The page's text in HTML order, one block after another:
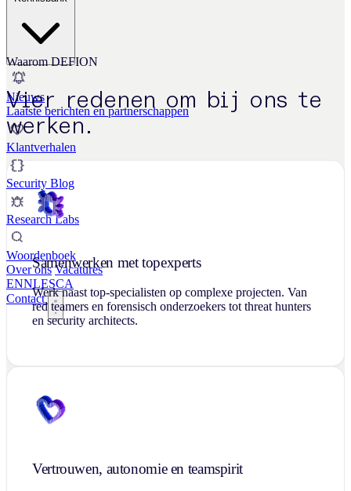
Nieuws
Laatste berichten en partnerschappen
Klantverhalen
Security Blog
Research Labs
Woordenboek
Over ons Vacatures
ENNLESCA
Contact
Waarom DEFION
Vier redenen om bij ons te
werken.
Samenwerken met topexperts
Werk naast top-specialisten op complexe projecten. Van
red teamers en forensisch onderzoekers tot threat hunters
en security architects.
Vertrouwen, autonomie en teamspirit